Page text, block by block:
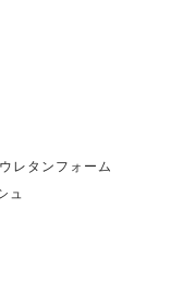
レタンフォーム
ュ